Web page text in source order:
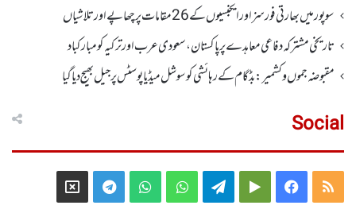
سوپور میں بھارتی فورسز اورایجنسیوں کے 26 مقامات پر چھاپے اورتلاشیاں
تاریخی مشترکہ دفاعی معاہدے پر پاکستان، سعودی عرب اور ترکیہ کومبارکباد
مقبوضہ جموں وکشمیر:بڈگام کے رہائشی کو سوشل میڈیا پوسٹس پر جیل بھیج دیا گیا
Social
RSS
Facebook
Google
Telegram
WhatsApp
WhatsApp
Telegram
X